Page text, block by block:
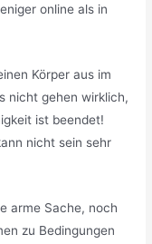
online als in
Körper aus im
nicht gehen wirklich,
ist beendet!
nicht sein sehr
arme Sache, noch
zu Bedingungen